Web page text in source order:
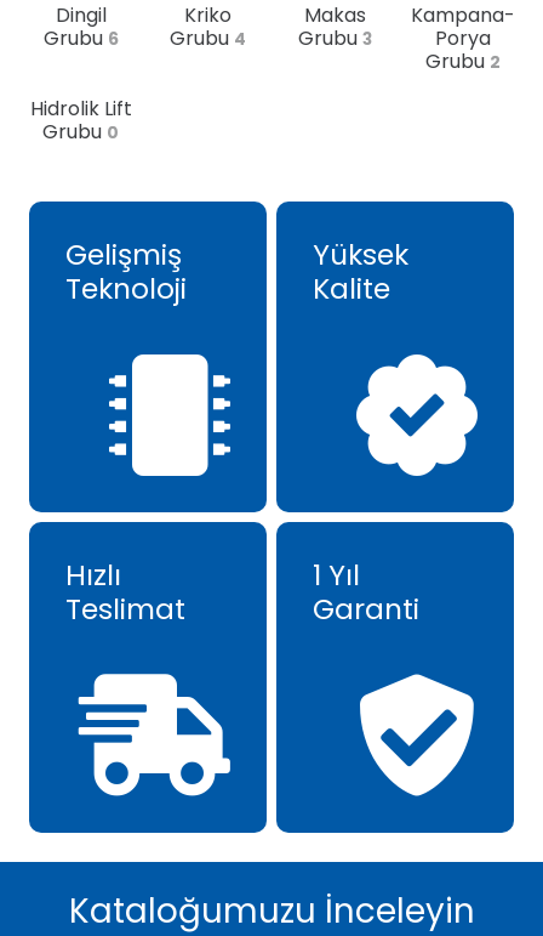
Dingil
Grubu 6
Kriko
Grubu 4
Makas
Grubu 3
Kampana-
Porya
Grubu 2
Hidrolik Lift
Grubu 0
Gelişmiş
Teknoloji
Yüksek
Kalite
Hızlı
Teslimat
1 Yıl
Garanti
Kataloğumuzu İnceleyin